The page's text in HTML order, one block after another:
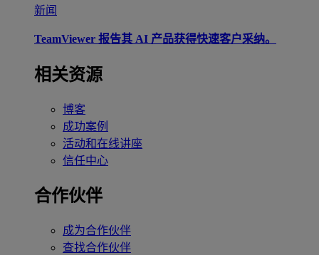
新闻
TeamViewer 报告其 AI 产品获得快速客户采纳。
相关资源
博客
成功案例
活动和在线讲座
信任中心
合作伙伴
成为合作伙伴
查找合作伙伴